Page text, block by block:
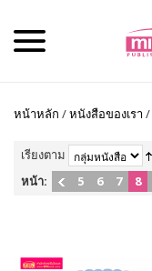
หน้าหลัก /หนังสือของเรา /
เรียงตาม
หน้า:
5 6 7 8